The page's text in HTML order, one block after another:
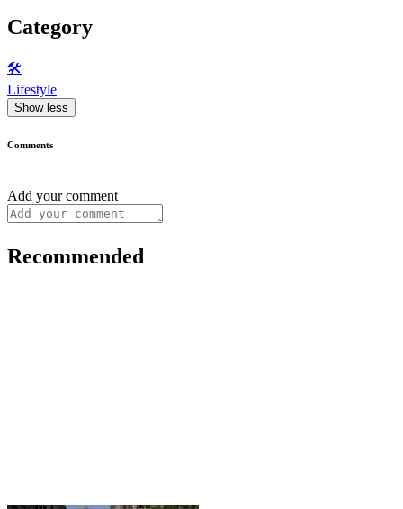
Category
🛠️
Lifestyle
Show less
Comments
Add your comment
Recommended